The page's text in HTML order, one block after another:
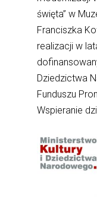
święta” w
Franciszka
realizacji w
Dziedzictwa
Funduszu
Wspieranie